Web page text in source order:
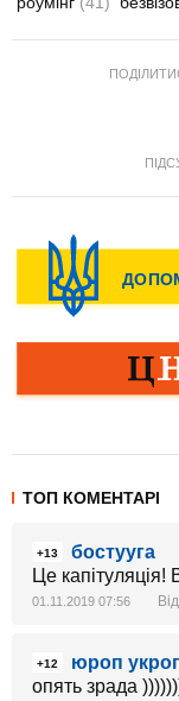
ТОП КОМЕНТАРІ
+13
бостууга
Це капітуляція!
01.11.2019 07:56
+12
юроп
опять зрада